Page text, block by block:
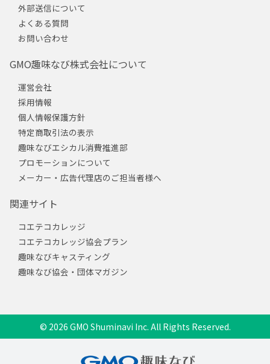
外部送信について
よくある質問
お問い合わせ
GMO趣味なび株式会社について
運営会社
採用情報
個人情報保護方針
特定商取引法の表示
趣味なびエシカル消費推進部
プロモーションについて
メーカー・広告代理店のご担当者様へ
関連サイト
コエテコカレッジ
コエテコカレッジ協会プラン
趣味なびキャスティング
趣味なび協会・団体マガジン
© 2026 GMO Shuminavi Inc. All Rights Reserved.